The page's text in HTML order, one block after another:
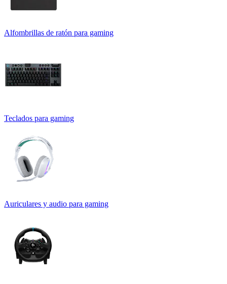
Alfombrillas de ratón para gaming
Teclados para gaming
Auriculares y audio para gaming